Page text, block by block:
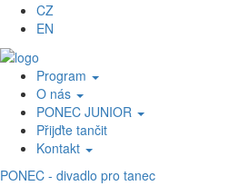
CZ
EN
Program
O nás
PONEC JUNIOR
Přijďte tančit
Kontakt
PONEC - divadlo pro tanec